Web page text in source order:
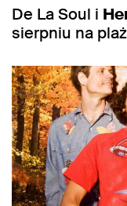
De La Soul i
sierpniu na